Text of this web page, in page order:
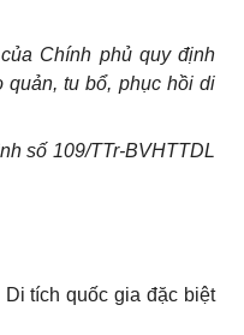
Chính phủ quy định
quản, tu bổ, phục hồi di
số 109/TTr-BVHTTDL
tích quốc gia đặc biệt